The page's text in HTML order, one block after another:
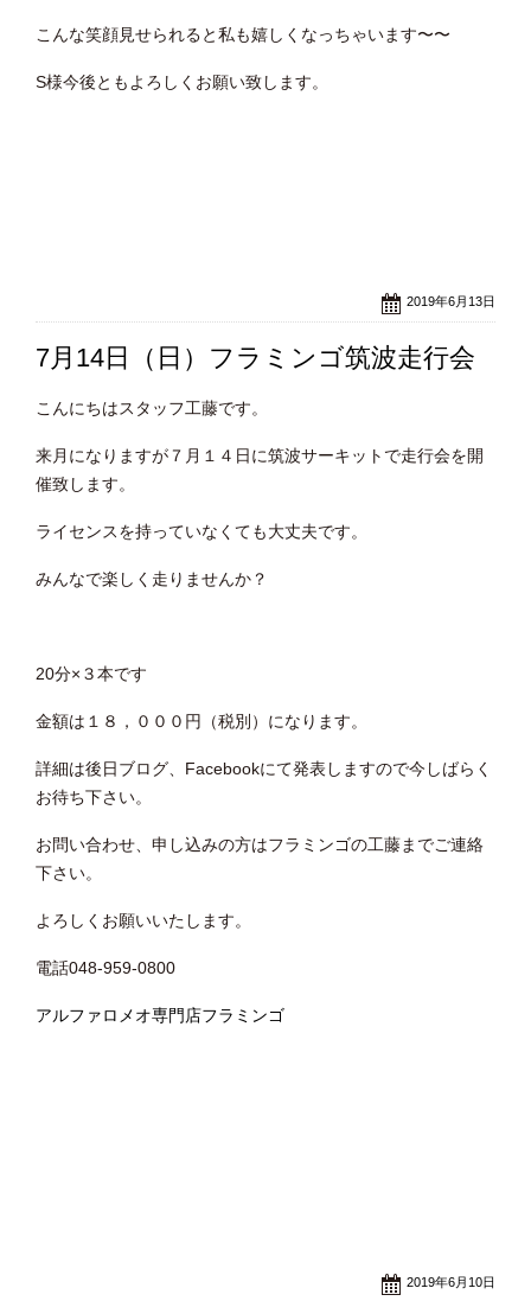
こんな笑顔見せられると私も嬉しくなっちゃいます〜〜
S様今後ともよろしくお願い致します。
2019年6月13日
7月14日（日）フラミンゴ筑波走行会
こんにちはスタッフ工藤です。
来月になりますが７月１４日に筑波サーキットで走行会を開
催致します。
ライセンスを持っていなくても大丈夫です。
みんなで楽しく走りませんか？
20分×３本です
金額は１８，０００円（税別）になります。
詳細は後日ブログ、Facebookにて発表しますので今しばらく
お待ち下さい。
お問い合わせ、申し込みの方はフラミンゴの工藤までご連絡
下さい。
よろしくお願いいたします。
電話048-959-0800
アルファロメオ専門店フラミンゴ
2019年6月10日